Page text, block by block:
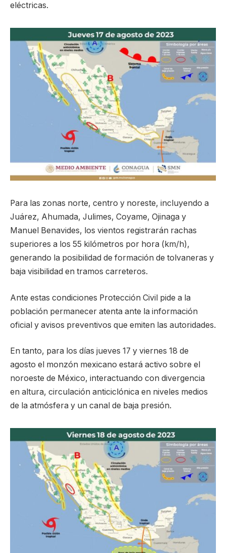
eléctricas.
Para las zonas norte, centro y noreste, incluyendo a
Juárez, Ahumada, Julimes, Coyame, Ojinaga y
Manuel Benavides, los vientos registrarán rachas
superiores a los 55 kilómetros por hora (km/h),
generando la posibilidad de formación de tolvaneras y
baja visibilidad en tramos carreteros.
Ante estas condiciones Protección Civil pide a la
población permanecer atenta ante la información
oficial y avisos preventivos que emiten las autoridades.
En tanto, para los días jueves 17 y viernes 18 de
agosto el monzón mexicano estará activo sobre el
noroeste de México, interactuando con divergencia
en altura, circulación anticiclónica en niveles medios
de la atmósfera y un canal de baja presión.